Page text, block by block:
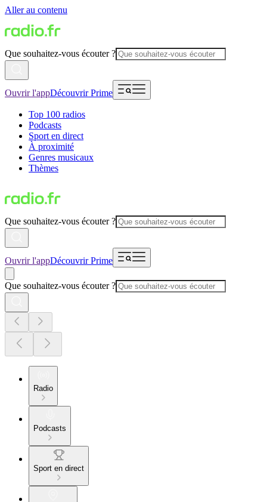
Aller au contenu
Que souhaitez-vous écouter ?
Ouvrir l'appDécouvrir Prime
Top 100 radios
Podcasts
Sport en direct
À proximité
Genres musicaux
Thèmes
Que souhaitez-vous écouter ?
Ouvrir l'appDécouvrir Prime
Que souhaitez-vous écouter ?
Radio
Podcasts
Sport en direct